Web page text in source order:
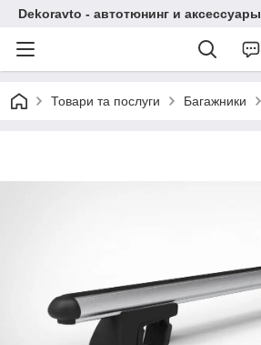
Dekoravto - автотюнинг и аксессуары
Товари та послуги Багажники